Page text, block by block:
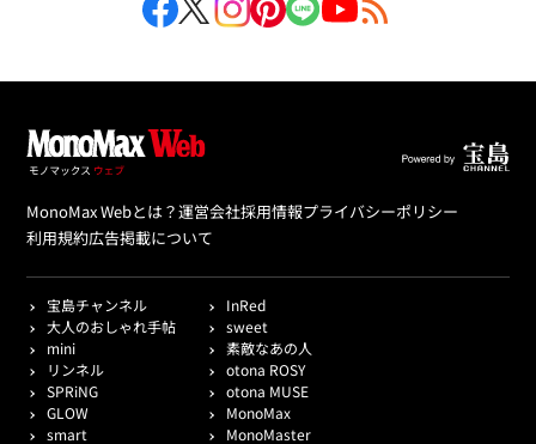
MonoMax Webとは？運営会社採用情報プライバシーポリシー
利用規約広告掲載について
宝島チャンネル
InRed
大人のおしゃれ手帖
sweet
mini
素敵なあの人
リンネル
otona ROSY
SPRiNG
otona MUSE
GLOW
MonoMax
smart
MonoMaster